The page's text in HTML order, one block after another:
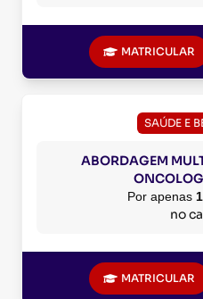
MATRICULAR
SAÚDE E
ABORDAGEM
Por apenas
no
MATRICULAR